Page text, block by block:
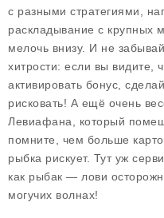
с разными стратегиями,
раскладывание с крупных
мелочь внизу. И не
хитрости: если вы видите,
активировать бонус,
рисковать! А ещё очень
Левиафана, который
помните, чем больше
рыбка рискует. Тут уж
как рыбак — лови
могучих волнах!